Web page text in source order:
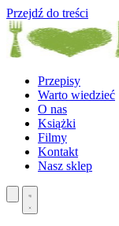
Przejdź do treści
Przepisy
Warto wiedzieć
O nas
Książki
Filmy
Kontakt
Nasz sklep